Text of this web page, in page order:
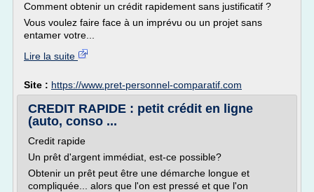
Comment obtenir un crédit rapidement sans justificatif ?
Vous voulez faire face à un imprévu ou un projet sans
entamer votre...
Lire la suite
Site : https://www.pret-personnel-comparatif.com
CREDIT RAPIDE : petit crédit en ligne
(auto, conso ...
Credit rapide
Un prêt d'argent immédiat, est-ce possible?
Obtenir un prêt peut être une démarche longue et
compliquée... alors que l'on est pressé et que l'on